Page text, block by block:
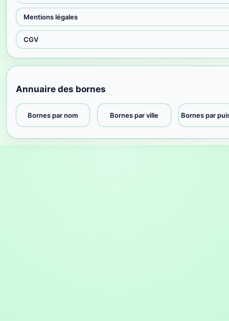
Mentions légales
CGV
Annuaire des bornes
Bornes par nom Bornes par ville Bornes par